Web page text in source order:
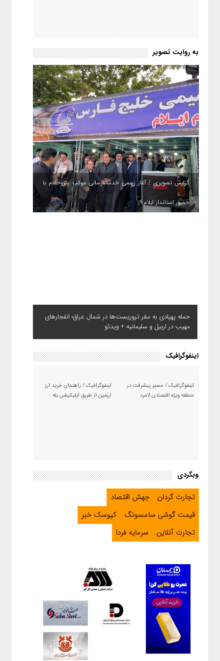
به روایت تصویر
گزارش تصویری / آغاز رسمی خدمت‌رسانی موکب پتروخادم با
حضور استاندار ایلام
حمله پهپادی به مقر تروریست‌ها در شمال عراق؛ انفجارهای
مهیب در اربیل و سلیمانیه + ویدئو
اینفوگرافیک
اینفوگرافیک / مسیر پیشرفت در
منطقه ویژه اقتصادی لامرد
اینفوگرافیک / راهنمای خرید ارز
اربعین از طریق اپلیکیشن بله
وبگردی
تجارت گردان
جهش اقتصاد
قیمت گوشی سامسونگ
کیوسک خبر
تجارت آنلاین
سرمایه فردا